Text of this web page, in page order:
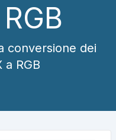
conversione dei
a RGB